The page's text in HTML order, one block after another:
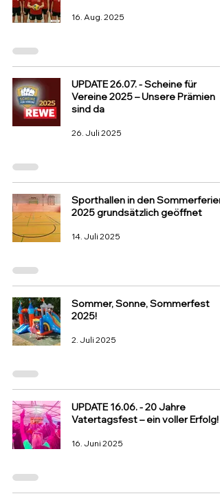
16. Aug. 2025
UPDATE 26.07. - Scheine für
Vereine 2025 – Unsere Prämien
sind da
26. Juli 2025
Sporthallen in den Sommerferien
2025 grundsätzlich geöffnet
14. Juli 2025
Sommer, Sonne, Sommerfest
2025!
2. Juli 2025
UPDATE 16.06. - 20 Jahre
Vatertagsfest – ein voller Erfolg!
16. Juni 2025